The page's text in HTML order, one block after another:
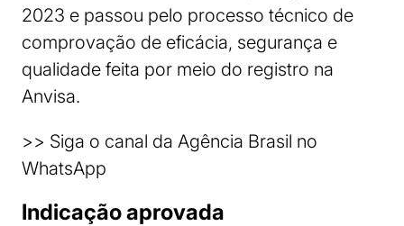
2023 e passou pelo processo técnico de
comprovação de eficácia, segurança e
qualidade feita por meio do registro na
Anvisa.
>> Siga o canal da Agência Brasil no
WhatsApp
Indicação aprovada